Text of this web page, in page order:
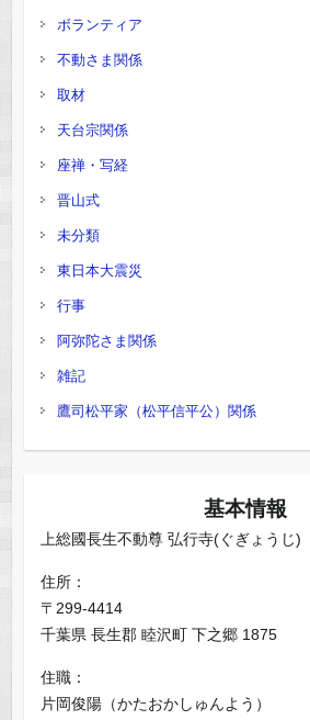
ボランティア
不動さま関係
取材
天台宗関係
座禅・写経
晋山式
未分類
東日本大震災
行事
阿弥陀さま関係
雑記
鷹司松平家（松平信平公）関係
基本情報
上総國長生不動尊 弘行寺(ぐぎょうじ)
住所：
〒299-4414
千葉県 長生郡 睦沢町 下之郷 1875
住職：
片岡俊陽（かたおかしゅんよう）